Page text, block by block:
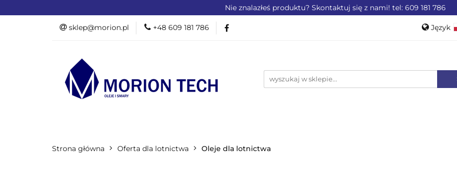
Nie znalazłeś produktu? Skontaktuj się z nami! tel: 609 181 786
sklep@morion.pl +48 609 181 786 Język
PROMOCJE %
OFERTA DLA PRZEMYSŁU OFERTA DLA LOTNICTWA OFERTA
Strona główna Oferta dla lotnictwa Oleje dla lotnictwa